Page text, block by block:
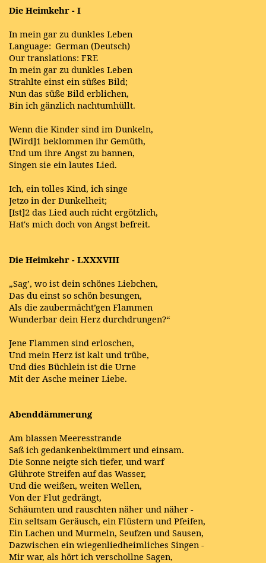
Die Heimkehr - I
In mein gar zu dunkles Leben
Language: German (Deutsch)
Our translations: FRE
In mein gar zu dunkles Leben
Strahlte einst ein süßes Bild;
Nun das süße Bild erblichen,
Bin ich gänzlich nachtumhüllt.
Wenn die Kinder sind im Dunkeln,
[Wird]1 beklommen ihr Gemüth,
Und um ihre Angst zu bannen,
Singen sie ein lautes Lied.
Ich, ein tolles Kind, ich singe
Jetzo in der Dunkelheit;
[Ist]2 das Lied auch nicht ergötzlich,
Hat's mich doch von Angst befreit.
Die Heimkehr - LXXXVIII
„Sag’, wo ist dein schönes Liebchen,
Das du einst so schön besungen,
Als die zaubermächt’gen Flammen
Wunderbar dein Herz durchdrungen?“
Jene Flammen sind erloschen,
Und mein Herz ist kalt und trübe,
Und dies Büchlein ist die Urne
Mit der Asche meiner Liebe.
Abenddämmerung
Am blassen Meeresstrande
Saß ich gedankenbekümmert und einsam.
Die Sonne neigte sich tiefer, und warf
Glührote Streifen auf das Wasser,
Und die weißen, weiten Wellen,
Von der Flut gedrängt,
Schäumten und rauschten näher und näher -
Ein seltsam Geräusch, ein Flüstern und Pfeifen,
Ein Lachen und Murmeln, Seufzen und Sausen,
Dazwischen ein wiegenliedheimliches Singen -
Mir war, als hört ich verschollne Sagen,